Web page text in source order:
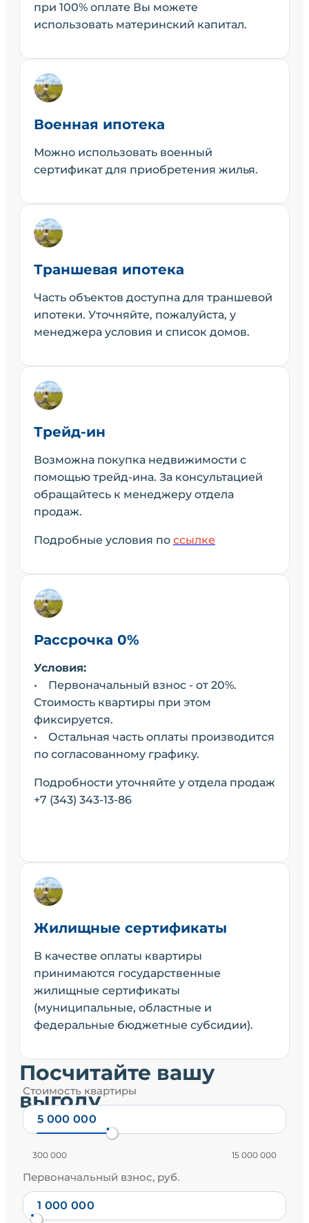
при 100% оплате Вы можете
использовать материнский капитал.
Военная ипотека
Можно использовать военный
сертификат для приобретения жилья.
Траншевая ипотека
Часть объектов доступна для траншевой
ипотеки. Уточняйте, пожалуйста, у
менеджера условия и список домов.
Трейд-ин
Возможна покупка недвижимости с
помощью трейд-ина. За консультацией
обращайтесь к менеджеру отдела
продаж.
Подробные условия по ссылке
Рассрочка 0%
Условия:
• Первоначальный взнос - от 20%.
Стоимость квартиры при этом
фиксируется.
• Остальная часть оплаты производится
по согласованному графику.
Подробности уточняйте у отдела продаж
+7 (343) 343-13-86
Жилищные сертификаты
В качестве оплаты квартиры
принимаются государственные
жилищные сертификаты
(муниципальные, областные и
федеральные бюджетные субсидии).
Посчитайте вашу
выгоду
Стоимость квартиры
300 000 15 000 000
Первоначальный взнос, руб.